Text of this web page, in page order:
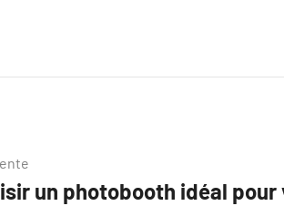
un photobooth idéal pour